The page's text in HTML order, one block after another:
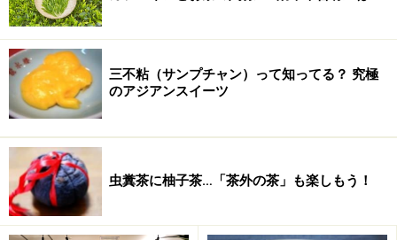
二十三の茶壺に触れる
まず、二十三種類の茶壺の図版を並べて、それを鑑賞し
ながら、紫砂の素材の地肌に触れ、そして愛でることか
らスタートしています。
三不粘（サンプチャン）って知ってる？ 究極
のアジアンスイーツ
虫糞茶に柚子茶…「茶外の茶」も楽しもう！